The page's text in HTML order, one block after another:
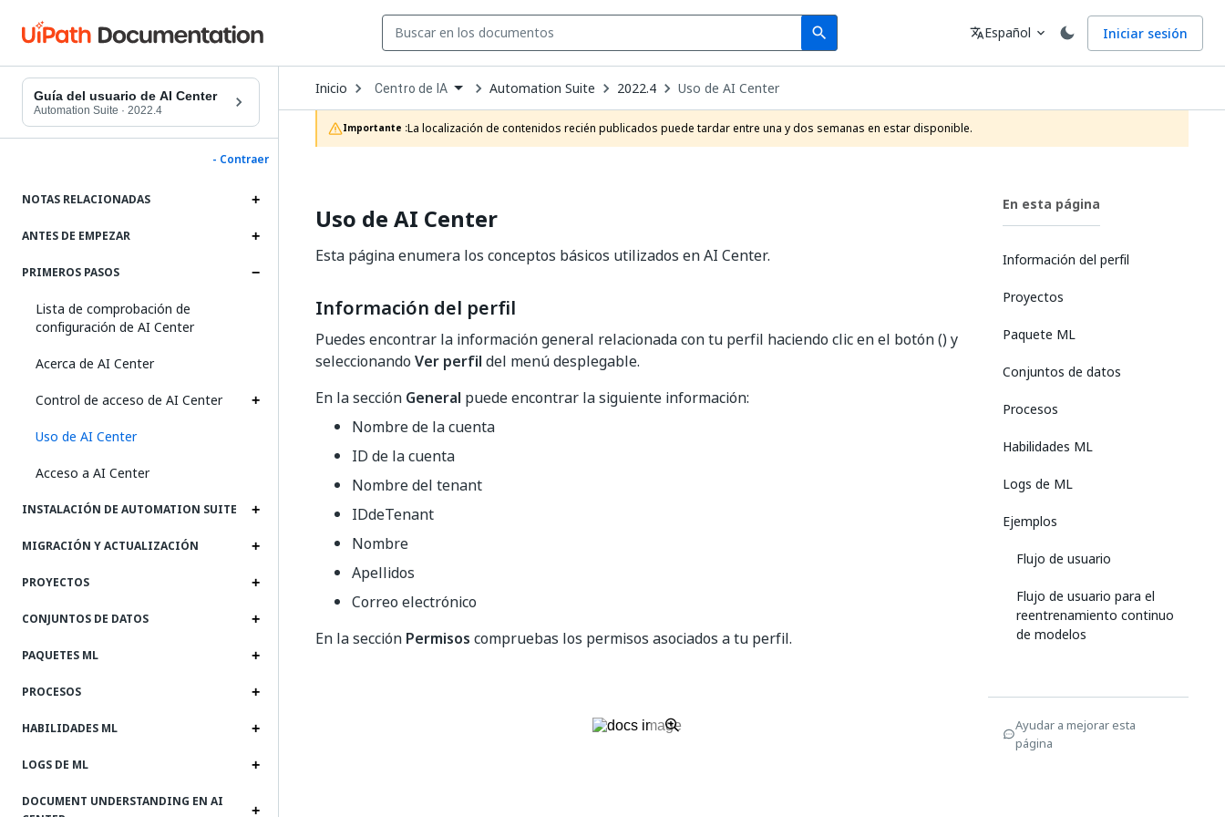
search
Search Idioma
translateEspañol expand_more Iniciar sesión
Guía del usuario de AI Center
Automation Suite · 2022.4
- Contraer
NOTAS RELACIONADAS
ANTES DE EMPEZAR
PRIMEROS PASOS
Lista de comprobación de
configuración de AI Center
Acerca de AI Center
Control de acceso de AI Center
Uso de AI Center
Acceso a AI Center
INSTALACIÓN DE AUTOMATION SUITE
MIGRACIÓN Y ACTUALIZACIÓN
PROYECTOS
CONJUNTOS DE DATOS
PAQUETES ML
PROCESOS
HABILIDADES ML
LOGS DE ML
DOCUMENT UNDERSTANDING EN AI
Inicio Open
Dropdown
to
choose
product
Centro de IA Automation Suite 2022.4 Uso de AI Center
Importante :La localización de contenidos recién publicados puede tardar entre una y dos semanas en estar disponible.
Uso de AI Center
Esta página enumera los conceptos básicos utilizados en AI Center.
Información del perfil
Puedes encontrar la información general relacionada con tu perfil haciendo clic en el botón () y
seleccionando Ver perfil del menú desplegable.
En la sección General puede encontrar la siguiente información:
Nombre de la cuenta
ID de la cuenta
Nombre del tenant
IDdeTenant
Nombre
Apellidos
Correo electrónico
En la sección Permisos compruebas los permisos asociados a tu perfil.
En esta página
Información del perfil
Proyectos
Paquete ML
Conjuntos de datos
Procesos
Habilidades ML
Logs de ML
Ejemplos
Flujo de usuario
Flujo de usuario para el
reentrenamiento continuo
de modelos
Ayudar a mejorar esta
página